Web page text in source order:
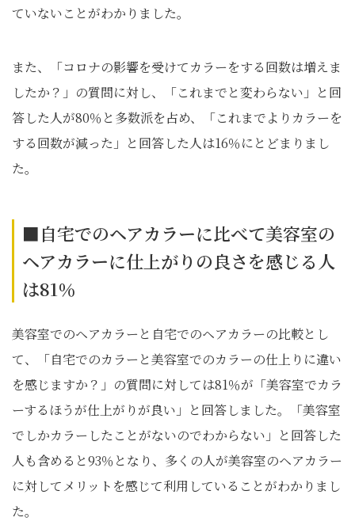
ていないことがわかりました。
また、「コロナの影響を受けてカラーをする回数は増えま
したか？」の質問に対し、「これまでと変わらない」と回
答した人が80％と多数派を占め、「これまでよりカラーを
する回数が減った」と回答した人は16％にとどまりまし
た。
■自宅でのヘアカラーに比べて美容室の
ヘアカラーに仕上がりの良さを感じる人
は81％
美容室でのヘアカラーと自宅でのヘアカラーの比較とし
て、「自宅でのカラーと美容室でのカラーの仕上りに違い
を感じますか？」の質問に対しては81％が「美容室でカラ
ーするほうが仕上がりが良い」と回答しました。「美容室
でしかカラーしたことがないのでわからない」と回答した
人も含めると93％となり、多くの人が美容室のヘアカラー
に対してメリットを感じて利用していることがわかりまし
た。